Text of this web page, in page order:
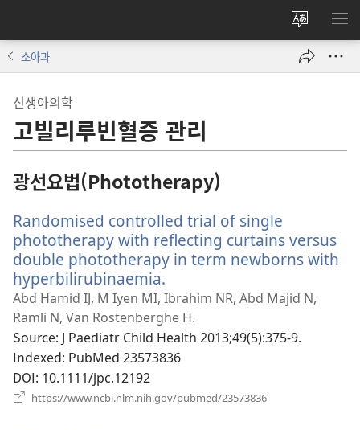
사이트
언어
변경
메
소아과
신생아의학
고빌리루빈혈증 관리
광선요법(Phototherapy)
Randomised controlled trial of single
phototherapy with reflecting curtains versus
double phototherapy in term newborns with
hyperbilirubinaemia.
로
운
창
열
Abd Hamid IJ, M Iyen MI, Ibrahim NR, Abd Majid N,
Ramli N, Van Rostenberghe H.
Source‎: J Paediatr Child Health 2013;49(5):375-9.
Indexed‎: PubMed 23573836
DOI‎: 10.1111/jpc.12192
https://www.ncbi.nlm.nih.gov/pubmed/23573836